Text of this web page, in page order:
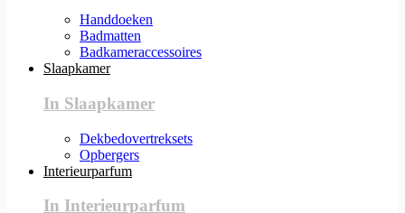
Handdoeken
Badmatten
Badkameraccessoires
Slaapkamer
In Slaapkamer
Dekbedovertreksets
Opbergers
Interieurparfum
In Interieurparfum